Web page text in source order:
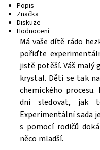
Popis
Značka
Diskuze
Hodnocení
Má vaše dítě rádo
pořiďte
jistě potěší. Váš malý
krystal. Děti se tak
chemického
dní sledovat, jak
Experimentální sada
s pomocí rodičů
něco mladší.